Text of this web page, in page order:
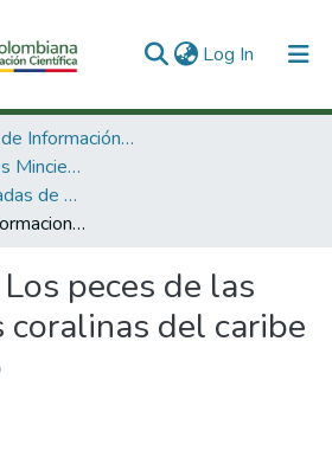
Log In (current)
3. Recursos de Información Científica y Tecnológica
3.2.2. Publicaciones Minciencias
Publicaciones seriadas de Minciencias
Los peces de las formaciones coralinas del caribe Colombiano
Los peces de las
del caribe